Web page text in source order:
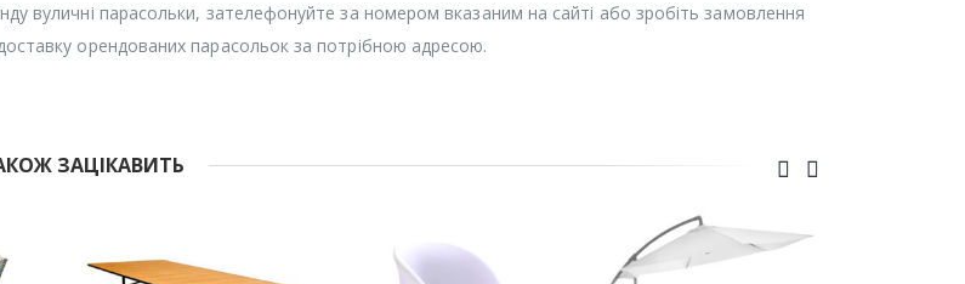
вуличні парасольки, зателефонуйте за номером вказаним на сайті або зробіть замовлення
орендованих парасольок за потрібною адресою.
ЗАЦІКАВИТЬ